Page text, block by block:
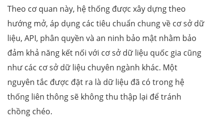
Theo cơ quan này, hệ thống được xây dựng theo
hướng mở, áp dụng các tiêu chuẩn chung về cơ sở dữ
liệu, API, phân quyền và an ninh bảo mật nhằm bảo
đảm khả năng kết nối với cơ sở dữ liệu quốc gia cũng
như các cơ sở dữ liệu chuyên ngành khác. Một
nguyên tắc được đặt ra là dữ liệu đã có trong hệ
thống liên thông sẽ không thu thập lại để tránh
chồng chéo.